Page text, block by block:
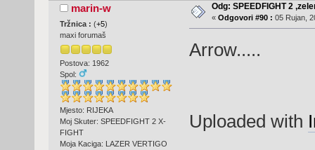
marin-w
Tržnica : (+5)
maxi forumaš
Postova: 1962
Spol:
Mjesto: RIJEKA
Moj Skuter: SPEEDFIGHT 2 X-
FIGHT
Moja Kaciga: LAZER VERTIGO
Odg: SPEEDFIGHT 2
« Odgovori #90 : 05 Rujan,
Arrow.....
Uploaded with